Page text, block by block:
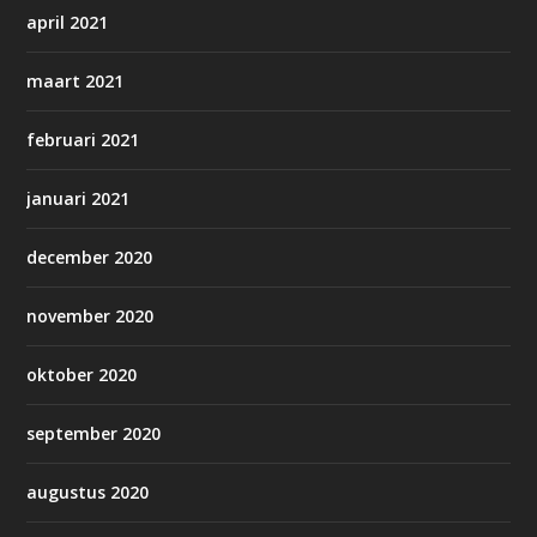
april 2021
maart 2021
februari 2021
januari 2021
december 2020
november 2020
oktober 2020
september 2020
augustus 2020